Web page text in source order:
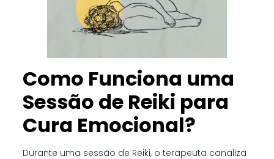
Como Funciona uma
Sessão de Reiki para
Cura Emocional?
Durante uma sessão de Reiki, o terapeuta canaliza